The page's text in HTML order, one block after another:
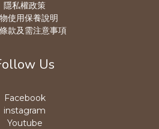
隱私權政策
使用保養說明
款及需注意事項
Us
Facebook
instagram
Youtube